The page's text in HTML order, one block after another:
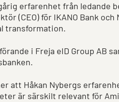
erfarenhet från
(CEO) för IKANO Bank
transformation.
i Freja eID Group AB
att Håkan Nybergs
är särskilt relevant för